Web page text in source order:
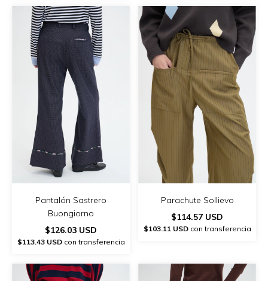
Pantalón Sastrero
Buongiorno
$126.03 USD
$113.43 USDcon transferencia
Parachute Sollievo
$114.57 USD
$103.11 USDcon transferencia